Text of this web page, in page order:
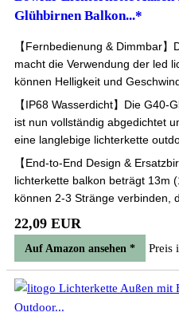
Glühbirnen Balkon...*
【Fernbedienung & Dimmbar
macht die Verwendung der led
können Helligkeit und
【IP68 Wasserdicht】Die
ist nun vollständig abgedichtet
eine langlebige lichterkette
【End-to-End Design &
lichterkette balkon beträgt 13m
können 2-3 Stränge verbinden,
22,09 EUR
Auf Amazon ansehen * Preis